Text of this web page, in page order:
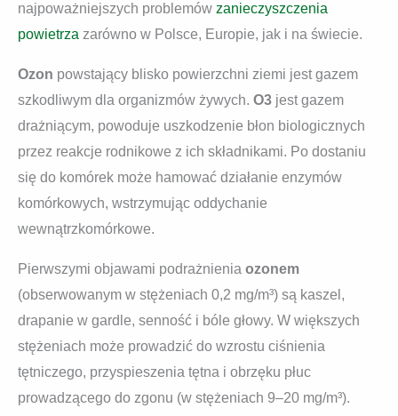
najpoważniejszych problemów zanieczyszczenia
powietrza zarówno w Polsce, Europie, jak i na świecie.
Ozon powstający blisko powierzchni ziemi jest gazem
szkodliwym dla organizmów żywych. O3 jest gazem
drażniącym, powoduje uszkodzenie błon biologicznych
przez reakcje rodnikowe z ich składnikami. Po dostaniu
się do komórek może hamować działanie enzymów
komórkowych, wstrzymując oddychanie
wewnątrzkomórkowe.
Pierwszymi objawami podrażnienia ozonem
(obserwowanym w stężeniach 0,2 mg/m³) są kaszel,
drapanie w gardle, senność i bóle głowy. W większych
stężeniach może prowadzić do wzrostu ciśnienia
tętniczego, przyspieszenia tętna i obrzęku płuc
prowadzącego do zgonu (w stężeniach 9–20 mg/m³).